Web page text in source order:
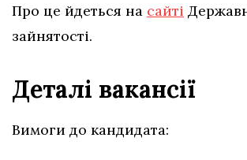
Про це йдеться на сайті
зайнятості.
Деталі вакансії
Вимоги до кандидата: